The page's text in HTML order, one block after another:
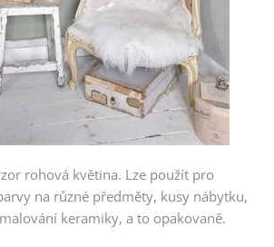
rohová květina. Lze použít pro
na různé předměty, kusy nábytku,
keramiky, a to opakovaně.